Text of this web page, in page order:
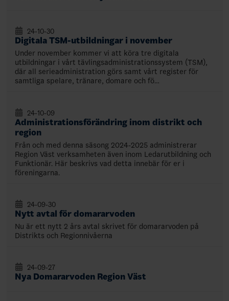
Digitala TSM-utbildningar i november
24-10-30
Under november kommer vi att köra tre digitala
utbildningar i vårt tävlingsadministrationssystem (TSM),
där all serieadministration görs samt vårt register för
samtliga spelare, tränare, domare och fö…
Administrationsförändring inom distrikt och
region
24-10-09
Från och med denna säsong 2024-2025 administrerar
Region Väst verksamheten även inom Ledarutbildning och
Funktionär. Här beskrivs vad detta innebär för er i
föreningarna.
Nytt avtal för domararvoden
24-09-30
Nu är ett nytt 2 års avtal skrivet för domararvoden på
Distrikts och Regionnivåerna
Nya Domararvoden Region Väst
24-09-27